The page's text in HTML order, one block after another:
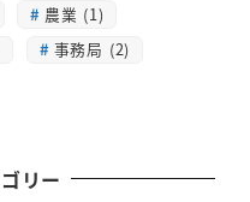
農業 (1)
事務局 (2)
リー